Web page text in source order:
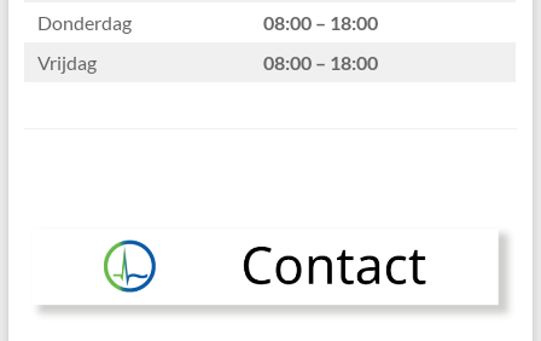
Donderdag
08:00 – 18:00
Vrijdag
08:00 – 18:00